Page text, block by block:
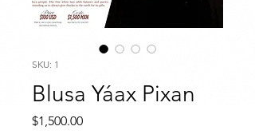
SKU: 1
Blusa Yáax Pixan
$1,500.00Precio